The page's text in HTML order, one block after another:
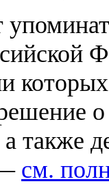
а также
см.